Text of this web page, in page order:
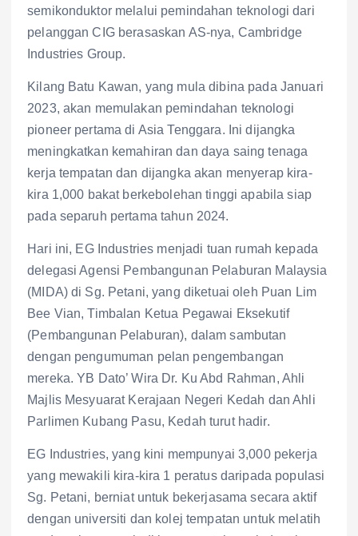
semikonduktor melalui pemindahan teknologi dari
pelanggan CIG berasaskan AS-nya, Cambridge
Industries Group.
Kilang Batu Kawan, yang mula dibina pada Januari
2023, akan memulakan pemindahan teknologi
pioneer pertama di Asia Tenggara. Ini dijangka
meningkatkan kemahiran dan daya saing tenaga
kerja tempatan dan dijangka akan menyerap kira-
kira 1,000 bakat berkebolehan tinggi apabila siap
pada separuh pertama tahun 2024.
Hari ini, EG Industries menjadi tuan rumah kepada
delegasi Agensi Pembangunan Pelaburan Malaysia
(MIDA) di Sg. Petani, yang diketuai oleh Puan Lim
Bee Vian, Timbalan Ketua Pegawai Eksekutif
(Pembangunan Pelaburan), dalam sambutan
dengan pengumuman pelan pengembangan
mereka. YB Dato’ Wira Dr. Ku Abd Rahman, Ahli
Majlis Mesyuarat Kerajaan Negeri Kedah dan Ahli
Parlimen Kubang Pasu, Kedah turut hadir.
EG Industries, yang kini mempunyai 3,000 pekerja
yang mewakili kira-kira 1 peratus daripada populasi
Sg. Petani, berniat untuk bekerjasama secara aktif
dengan universiti dan kolej tempatan untuk melatih